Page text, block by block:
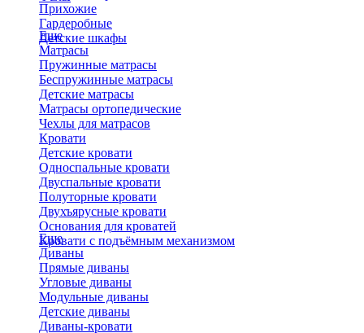
Прихожие
Гардеробные
Детские шкафы
Еще
Матрасы
Пружинные матрасы
Беспружинные матрасы
Детские матрасы
Матрасы ортопедические
Чехлы для матрасов
Кровати
Детские кровати
Односпальные кровати
Двуспальные кровати
Полуторные кровати
Двухъярусные кровати
Основания для кроватей
Кровати с подъёмным механизмом
Еще
Диваны
Прямые диваны
Угловые диваны
Модульные диваны
Детские диваны
Диваны-кровати